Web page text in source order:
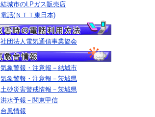
結城市のLPガス販売店
電話(ＮＴＴ東日本)
社団法人電気通信事業協会
気象警報・注意報－結城市
気象警報・注意報－茨城県
土砂災害警戒情報－茨城県
洪水予報－関東甲信
台風情報